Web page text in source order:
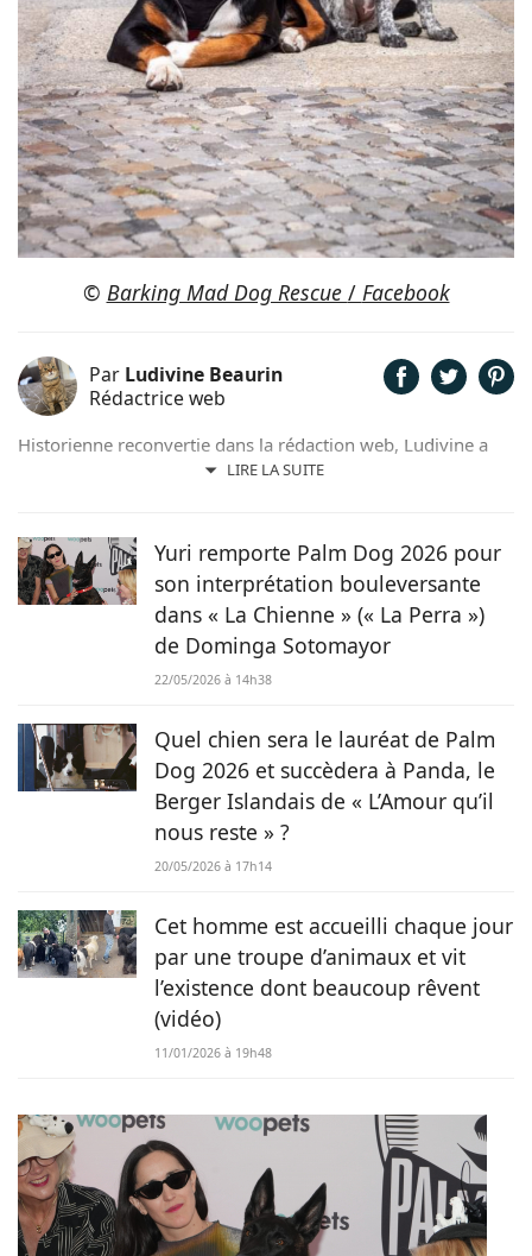
© Barking Mad Dog Rescue / Facebook
Par Ludivine Beaurin
Rédactrice web
LIRE LA SUITE
Historienne reconvertie dans la rédaction web, Ludivine a
toujours adoré l’écriture et les animaux. Maîtresse de 6
Yuri remporte Palm Dog 2026 pour
son interprétation bouleversante
dans « La Chienne » (« La Perra »)
de Dominga Sotomayor
22/05/2026 à 14h38
Quel chien sera le lauréat de Palm
Dog 2026 et succèdera à Panda, le
Berger Islandais de « L’Amour qu’il
nous reste » ?
20/05/2026 à 17h14
Cet homme est accueilli chaque jour
par une troupe d’animaux et vit
l’existence dont beaucoup rêvent
(vidéo)
11/01/2026 à 19h48